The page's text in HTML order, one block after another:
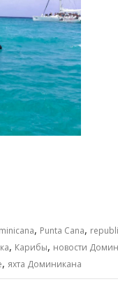
, Punta Cana,
, Карибы, новости
, яхта Доминикана